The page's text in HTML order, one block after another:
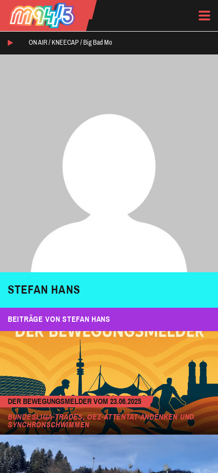
ON AIR / KNEECAP / Big Bad Mo
STEFAN HANS
BEITRÄGE VON STEFAN HANS
DER BEWEGUNGSMELDER VOM 23.06.2025
BUNDESLIGA-TRADES, OEZ-ATTENTAT-ANDENKEN UND
SYNCHRONSCHWIMMEN